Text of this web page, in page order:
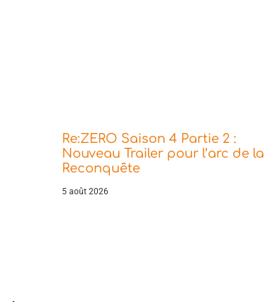
Re:ZERO Saison 4 Partie 2 :
Nouveau Trailer pour l’arc de la
Reconquête
5 août 2026